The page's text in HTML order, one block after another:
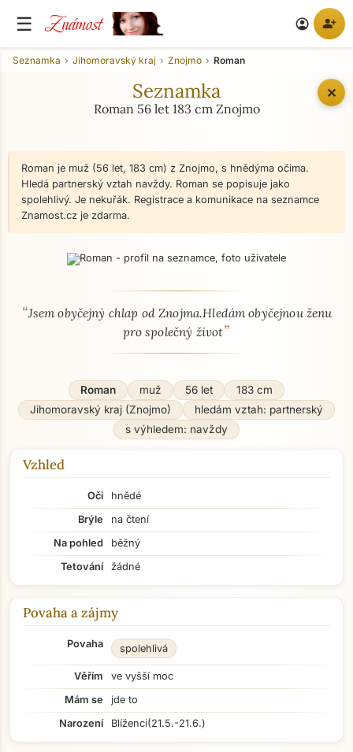
☰ Známost account_circle person_add
✕
Seznamka Jihomoravský kraj Znojmo Roman
Seznamka
Roman 56 let 183 cm Znojmo
Roman je muž (56 let, 183 cm) z Znojmo, s hnědýma očima.
Hledá partnerský vztah navždy. Roman se popisuje jako
spolehlivý. Je nekuřák. Registrace a komunikace na seznamce
Znamost.cz je zdarma.
O mně - seznamka profil
“Jsem obyčejný chlap od Znojma.Hledám obyčejnou ženu
pro společný život”
Roman muž 56 let
183 cm
Jihomoravský kraj (Znojmo)
hledám vztah: partnerský
s výhledem: navždy
Vzhled
Oči
hnědé
Brýle
na čtení
Na pohled
běžný
Tetování
žádné
Povaha a zájmy
Povaha spolehlivá
Věřím
ve vyšší moc
Mám se
jde to
Narození
Blíženci(21.5.-21.6.)